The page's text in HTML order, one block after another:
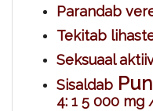
Parandab
Tekitab
Seksuaal
Sisaldab
4: 1 5 000 mg